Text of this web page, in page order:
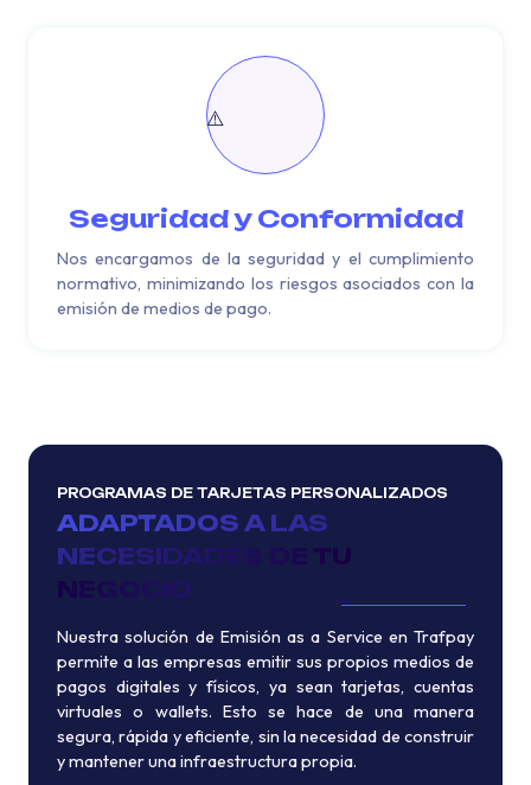
Seguridad y Conformidad
Nos encargamos de la seguridad y el cumplimiento
normativo, minimizando los riesgos asociados con la
emisión de medios de pago.
PROGRAMAS DE TARJETAS PERSONALIZADOS
ADAPTADOS A LAS
NECESIDADES DE TU
NEGOCIO
Nuestra solución de Emisión as a Service en Trafpay
permite a las empresas emitir sus propios medios de
pagos digitales y físicos, ya sean tarjetas, cuentas
virtuales o wallets. Esto se hace de una manera
segura, rápida y eficiente, sin la necesidad de construir
y mantener una infraestructura propia.